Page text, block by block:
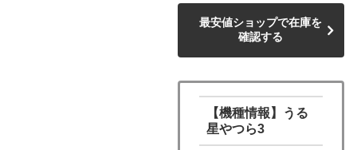
最安値ショップで在庫を
確認する
【機種情報】うる
星やつら3